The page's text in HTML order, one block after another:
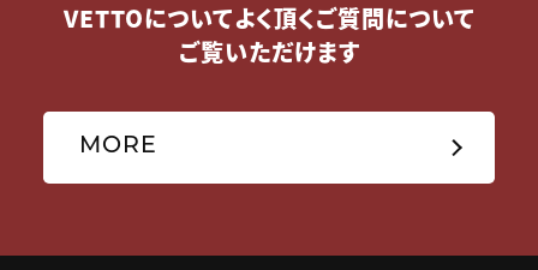
VETTOについてよく頂くご質問について
ご覧いただけます
MORE